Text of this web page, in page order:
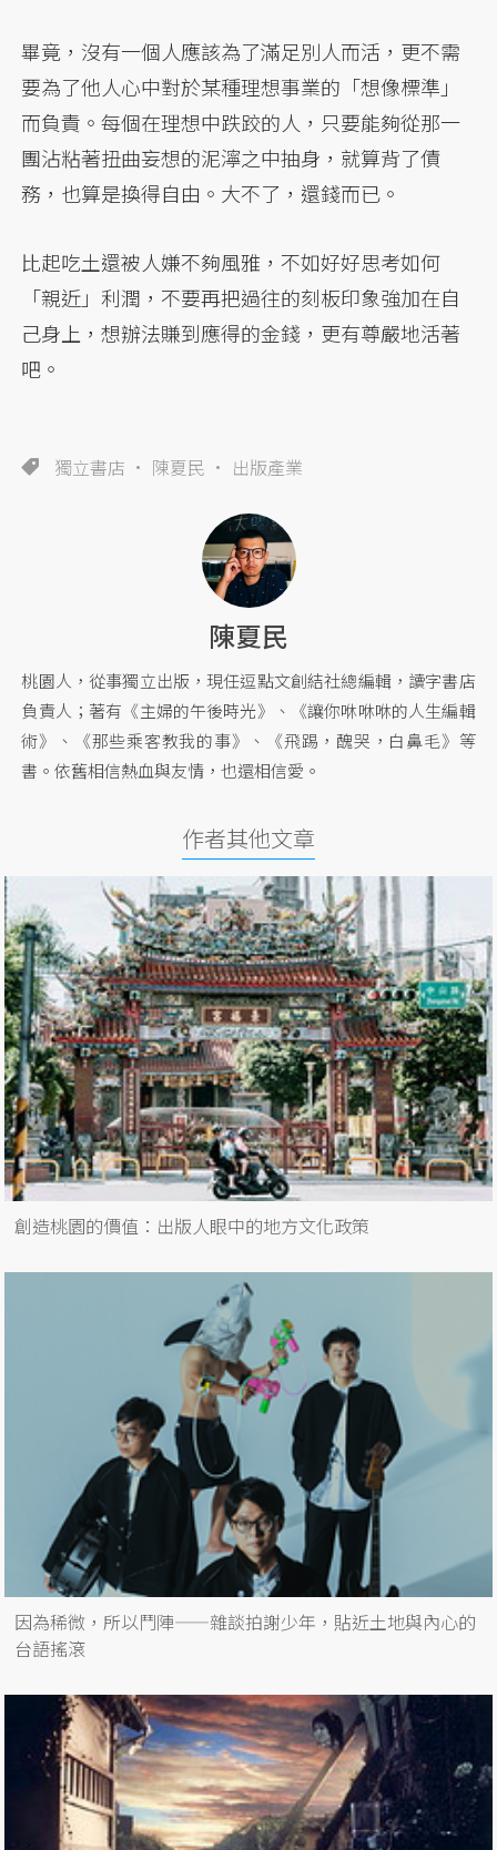
畢竟，沒有一個人應該為了滿足別人而活，更不需
要為了他人心中對於某種理想事業的「想像標準」
而負責。每個在理想中跌跤的人，只要能夠從那一
團沾粘著扭曲妄想的泥濘之中抽身，就算背了債
務，也算是換得自由。大不了，還錢而已。
比起吃土還被人嫌不夠風雅，不如好好思考如何
「親近」利潤，不要再把過往的刻板印象強加在自
己身上，想辦法賺到應得的金錢，更有尊嚴地活著
吧。
獨立書店 陳夏民 出版產業
陳夏民
桃園人，從事獨立出版，現任逗點文創結社總編輯，讀字書店
負責人；著有《主婦的午後時光》、《讓你咻咻咻的人生編輯
術》、《那些乘客教我的事》、《飛踢，醜哭，白鼻毛》等
書。依舊相信熱血與友情，也還相信愛。
作者其他文章
創造桃園的價值：出版人眼中的地方文化政策
因為稀微，所以鬥陣——雜談拍謝少年，貼近土地與內心的
台語搖滾